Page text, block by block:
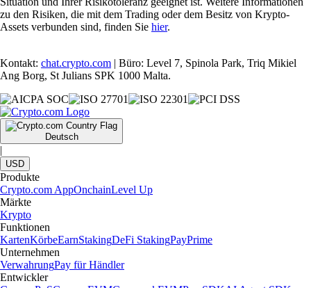
zu den Risiken, die mit dem Trading oder dem Besitz von Krypto-
Assets verbunden sind, finden Sie hier.
Kontakt: chat.crypto.com | Büro: Level 7, Spinola Park, Triq Mikiel
Ang Borg, St Julians SPK 1000 Malta.
Deutsch
|
USD
Produkte
Crypto.com AppOnchainLevel Up
Märkte
Krypto
Funktionen
KartenKörbeEarnStakingDeFi StakingPayPrime
Unternehmen
VerwahrungPay für Händler
Entwickler